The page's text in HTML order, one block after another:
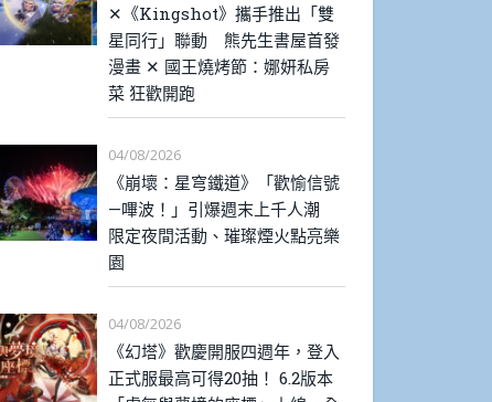
✕《Kingshot》攜手推出「雙
星同行」聯動 熊先生書屋首發
漫畫 ✕ 國王燒烤節：娜妍私房
菜 狂歡開跑
04/08/2026
《崩壞：星穹鐵道》「歡愉信號
—嗶波！」引爆週末上千人潮
限定夜間活動、璀璨煙火點亮樂
園
04/08/2026
《幻塔》歡慶開服四週年，登入
正式服最高可得20抽！ 6.2版本